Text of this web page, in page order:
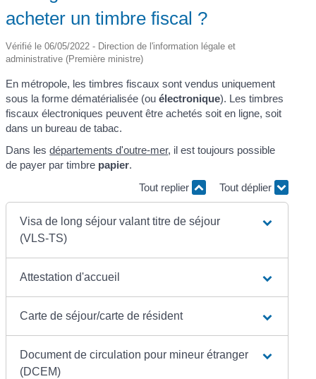
acheter un timbre fiscal ?
Vérifié le 06/05/2022 - Direction de l'information légale et
administrative (Première ministre)
En métropole, les timbres fiscaux sont vendus uniquement
sous la forme dématérialisée (ouélectronique). Les timbres
fiscaux électroniques peuvent être achetés soit en ligne, soit
dans un bureau de tabac.
Dans lesdépartements d'outre-mer, il est toujours possible
de payer par timbre papier.
Tout replier
Tout déplier
Visa de long séjour valant titre de séjour
(VLS-TS)
Attestation d'accueil
Carte de séjour/carte de résident
Document de circulation pour mineur étranger
(DCEM)